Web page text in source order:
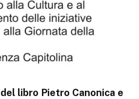
libro Pietro Canonica e